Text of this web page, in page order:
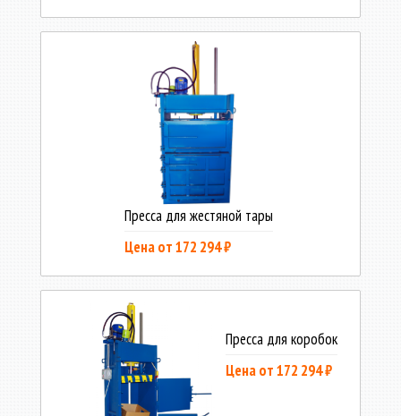
Пресса для жестяной тары
Цена от 172 294 ₽
Пресса для коробок
Цена от 172 294 ₽